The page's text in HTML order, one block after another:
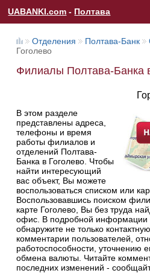
UABANKI.com - Полтава
Отделения Полтава-Банк
Гоголево
Филиалы Полтава-Банка
В этом разделе
представлены адреса,
телефоны и время
работы филиалов и
отделений Полтава-
Банка в Гоголево. Чтобы
найти интересующий
вас объект, Вы можете
воспользоваться списком или
Воспользовавшись поиском
карте Гоголево, Вы без труда
офис. В подробной информации
обнаружите не только
комментарии пользователей,
работоспособности, уточнению
обмена валюты. Читайте
последних изменений -